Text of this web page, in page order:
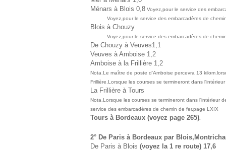
Ménars à Blois 0,8Voyez,pour le service des
Voyez,pour le service des embarcadères de chemin
Blois à Chouzy
Voyez,pour le service des embarcadères de chemin
De Chouzy à Veuves1,1
Veuves à Amboise 1,2
Amboise à la Frillière 1,2
Nota.Le maître de poste d'Amboise percevra 13
Frillière.Lorsque les courses se termineront dans
La Frillière à Tours
Nota.Lorsque les courses se termineront dans l'intérieur
service des embarcadères de chemin de fer,page LXIX
Tours à Bordeaux (voyez page 265).
2° De Paris à Bordeaux par
De Paris à Blois (voyez la 1 re route) 17,6